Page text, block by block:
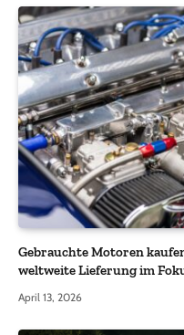
Gebrauchte Motoren
weltweite Lieferung im
April 13, 2026